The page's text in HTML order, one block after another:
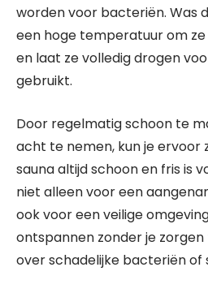
worden voor bacteriën. Was
een hoge temperatuur om
en laat ze volledig drogen
gebruikt.
Door regelmatig schoon te
acht te nemen, kun je ervoor
sauna altijd schoon en fris is
niet alleen voor een
ook voor een veilige
ontspannen zonder je
over schadelijke bacteriën of